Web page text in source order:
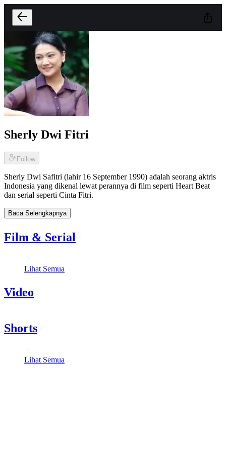
Sherly Dwi Fitri
Follow
Sherly Dwi Safitri (lahir 16 September 1990) adalah seorang aktris
Indonesia yang dikenal lewat perannya di film seperti Heart Beat
dan serial seperti Cinta Fitri.
Baca Selengkapnya
Film & Serial
Lihat Semua
Video
Shorts
Lihat Semua